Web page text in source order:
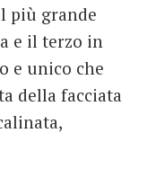
più grande
e il terzo in
e unico che
della facciata